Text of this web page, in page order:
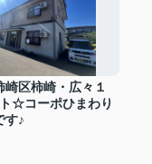
区柿崎・広々１
☆コーポひまわり
す♪